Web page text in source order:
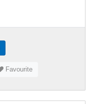
Favourite